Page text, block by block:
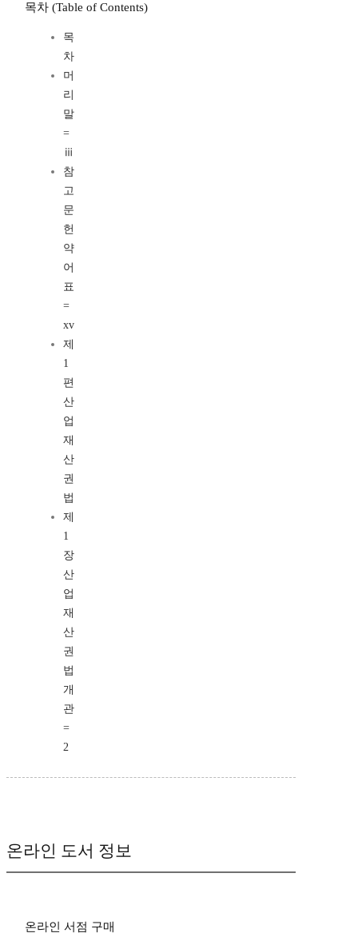
목차 (Table of Contents)
목
차
머
리
말
=
ⅲ
참
고
문
헌
약
어
표
=
xv
제
1
편
산
업
재
산
권
법
제
1
장
산
업
재
산
권
법
개
관
=
2
온라인 도서 정보
온라인 서점 구매